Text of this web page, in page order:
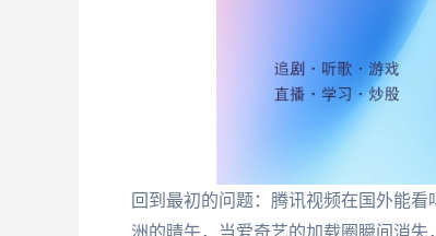
回到最初的问题：腾讯视频在国外能
洲的晴午，当爱奇艺的加载圈瞬间消